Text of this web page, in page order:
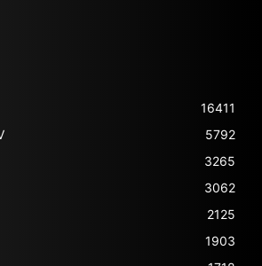
16411
5792
3265
3062
2125
1903